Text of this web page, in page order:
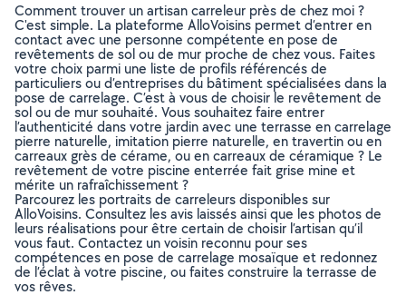
Comment trouver un artisan carreleur près de chez moi ?
C'est simple. La plateforme AlloVoisins permet d’entrer en
contact avec une personne compétente en pose de
revêtements de sol ou de mur proche de chez vous. Faites
votre choix parmi une liste de profils référencés de
particuliers ou d’entreprises du bâtiment spécialisées dans la
pose de carrelage. C’est à vous de choisir le revêtement de
sol ou de mur souhaité. Vous souhaitez faire entrer
l’authenticité dans votre jardin avec une terrasse en carrelage
pierre naturelle, imitation pierre naturelle, en travertin ou en
carreaux grès de cérame, ou en carreaux de céramique ? Le
revêtement de votre piscine enterrée fait grise mine et
mérite un rafraîchissement ?
Parcourez les portraits de carreleurs disponibles sur
AlloVoisins. Consultez les avis laissés ainsi que les photos de
leurs réalisations pour être certain de choisir l’artisan qu’il
vous faut. Contactez un voisin reconnu pour ses
compétences en pose de carrelage mosaïque et redonnez
de l’éclat à votre piscine, ou faites construire la terrasse de
vos rêves.